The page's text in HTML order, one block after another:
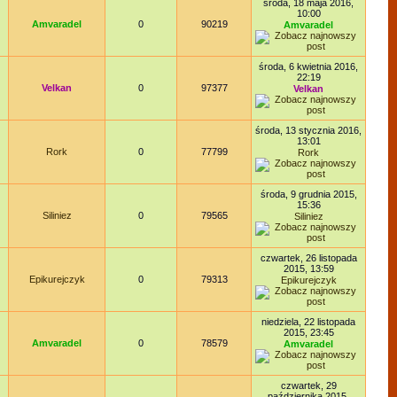
Amvaradel 0 90219
środa, 18 maja 2016,
10:00
Amvaradel
Velkan 0 97377
środa, 6 kwietnia 2016,
22:19
Velkan
Rork 0 77799
środa, 13 stycznia 2016,
13:01
Rork
Siliniez 0 79565
środa, 9 grudnia 2015,
15:36
Siliniez
Epikurejczyk 0 79313
czwartek, 26 listopada
2015, 13:59
Epikurejczyk
Amvaradel 0 78579
niedziela, 22 listopada
2015, 23:45
Amvaradel
czwartek, 29